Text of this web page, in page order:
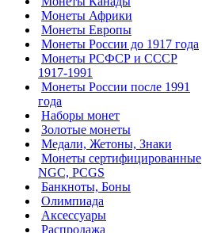
Монеты Африки
Монеты Европы
Монеты России до 1917 года
Монеты РСФСР и СССР
1917-1991
Монеты России после 1991
года
Наборы монет
Золотые монеты
Медали, Жетоны, Знаки
Монеты сертифицированные
NGC, PCGS
Банкноты, Боны
Олимпиада
Аксессуары
Распродажа